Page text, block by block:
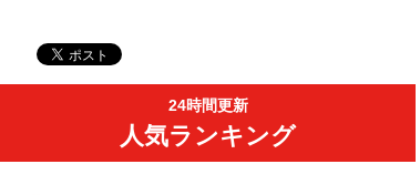
24時間更新
人気ランキング